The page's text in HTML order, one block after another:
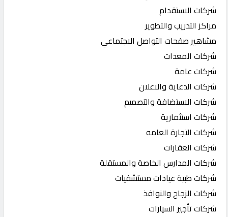
شركات الاستقدام
مراكز التدريب والتطوير
مشاهير صفحات التواصل الاجتماعي
شركات المعدات
شركات عامة
شركات الدعاية والاعلان
شركات الاستضافة والتصميم
شركات استثمارية
شركات التجارة العامه
شركات العقارات
شركات المدارس الخاصة والمستقلة
شركات طبية عيادات مستشفيات
شركات الزجاج والنوافذ
شركات تأجير السيارات